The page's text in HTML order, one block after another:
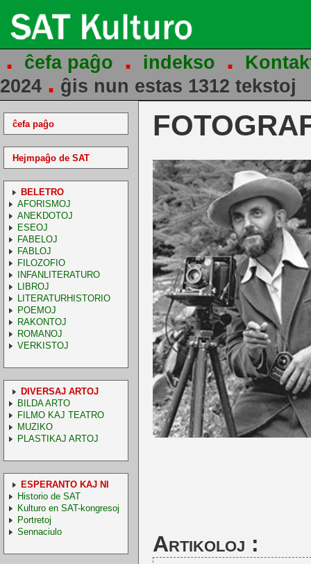
. ĉefa paĝo . indekso .
2024 . ĝis nun estas 1312 tekstoj
ĉefa paĝo
Hejmpaĝo de SAT
BELETRO
AFORISMOJ
ANEKDOTOJ
ESEOJ
FABELOJ
FABLOJ
FILOZOFIO
INFANLITERATURO
LIBROJ
LITERATURHISTORIO
POEMOJ
RAKONTOJ
ROMANOJ
VERKISTOJ
DIVERSAJ ARTOJ
BILDA ARTO
FILMO KAJ TEATRO
MUZIKO
PLASTIKAJ ARTOJ
ESPERANTO KAJ NI
Historio de SAT
Kulturo en SAT-kongresoj
Portretoj
Sennaciulo
Artikoloj :